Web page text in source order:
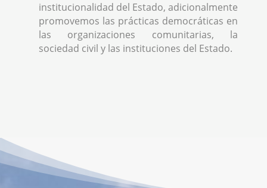
institucionalidad del Estado, adicionalmente
promovemos las prácticas democráticas en
las organizaciones comunitarias, la
sociedad civil y las instituciones del Estado.